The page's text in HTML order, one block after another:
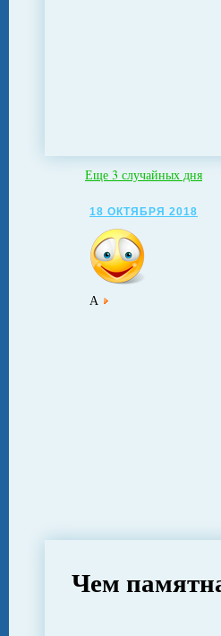
Еще 3 случайных дня
18 ОКТЯБРЯ 2018
А
Чем